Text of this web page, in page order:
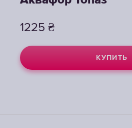
1225 ₴
КУПИТЬ
1225 ₴
КУПИТЬ